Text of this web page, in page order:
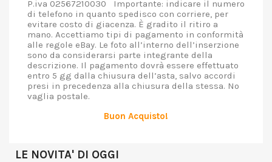
P.iva 02567210030 Importante: indicare il numero
di telefono in quanto spedisco con corriere, per
evitare costo di giacenza. È gradito il ritiro a
mano. Accettiamo tipi di pagamento in conformità
alle regole eBay. Le foto all’interno dell’inserzione
sono da considerarsi parte integrante della
descrizione. Il pagamento dovrà essere effettuato
entro 5 gg dalla chiusura dell’asta, salvo accordi
presi in precedenza alla chiusura della stessa. No
vaglia postale.
Buon Acquisto!
LE NOVITA' DI OGGI